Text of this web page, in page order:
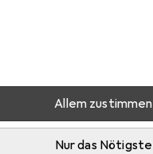
Allem zustimmen
Nur das Nötigste